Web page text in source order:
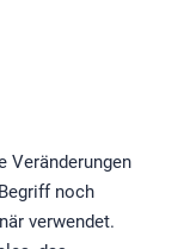
Veränderungen
noch
verwendet.